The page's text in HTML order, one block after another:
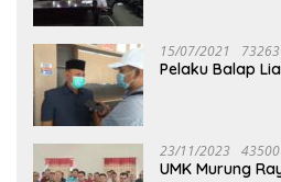
15/07/2021
Pelaku Balap
23/11/2023
UMK Murung